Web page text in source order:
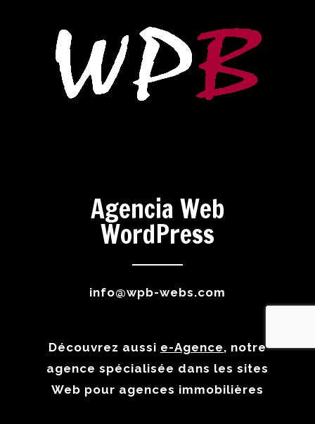
Agencia Web
WordPress
info@wpb-webs.com
Découvrez aussi e-Agence, notre
agence spécialisée dans les sites
Web pour agences immobilières